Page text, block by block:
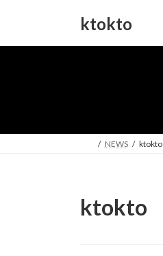
ktokto
NEWS ktokto
ktokto